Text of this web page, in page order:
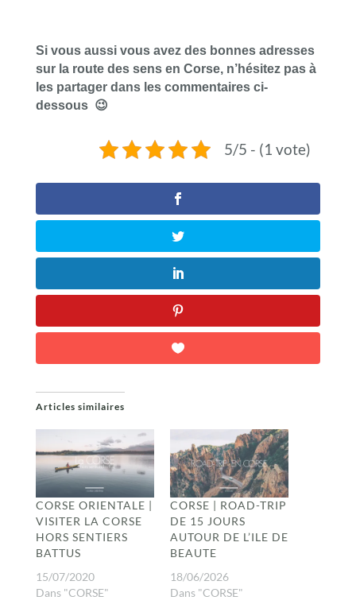
Si vous aussi vous avez des bonnes adresses
sur la route des sens en Corse, n’hésitez pas à
les partager dans les commentaires ci-
dessous 😉
5/5 - (1 vote)
Articles similaires
CORSE ORIENTALE |
VISITER LA CORSE
HORS SENTIERS
BATTUS
15/07/2020
Dans "CORSE"
CORSE | ROAD-TRIP
DE 15 JOURS
AUTOUR DE L’ILE DE
BEAUTE
18/06/2026
Dans "CORSE"